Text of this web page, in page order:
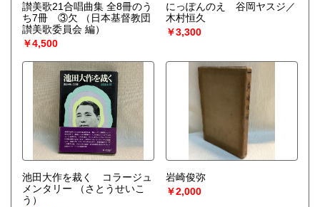
讃美歌21合唱曲集 全8冊のう
ち7冊 ③欠
（日本基督教団
讃美歌委員会 編）
￥4,500
にっぽんのえ 谷岡ヤスジ／
木村恒久
￥3,300
池田大作を裁く コラージュ
メンタリー
（さとうせいこ
う）
岩崎俊弥
￥2,000